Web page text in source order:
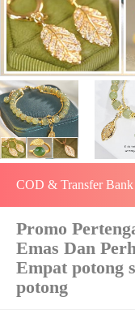
COD & Transfer Bank
Promo
Emas Dan
Empat potong
potong